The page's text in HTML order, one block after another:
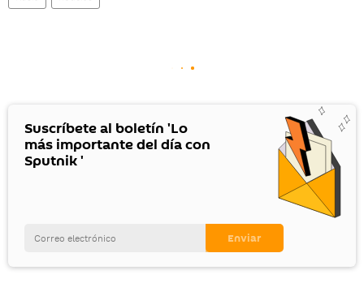
Suscríbete al boletín 'Lo
más importante del día con
Sputnik '